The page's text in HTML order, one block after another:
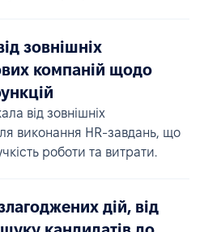
зовнішніх
компаній щодо
від зовнішніх
виконання HR-завдань, що
роботи та витрати.
дій, від